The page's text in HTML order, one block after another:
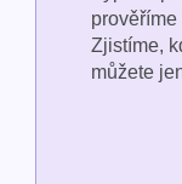
Zjistíme,
můžete